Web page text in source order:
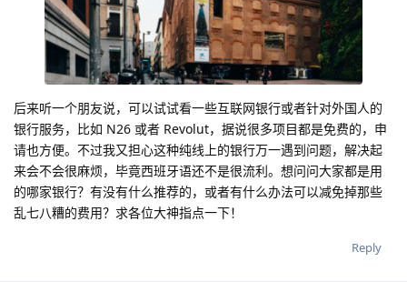
后来听一个朋友说，可以试试看一些互联网银行或者针对外国人的
银行服务，比如 N26 或者 Revolut，据说很多项目都是免费的，申
请也方便。不过我又担心这种纯线上的银行万一遇到问题，解决起
来会不会很麻烦，毕竟西班牙语还不是很流利。想问问大家都是用
的哪家银行？有没有什么推荐的，或者有什么办法可以减免掉那些
乱七八糟的费用？求各位大神指点一下！
Reply